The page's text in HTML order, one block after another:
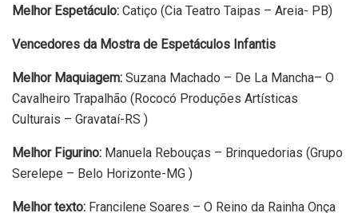
Melhor Espetáculo: Catiço (Cia Teatro Taipas – Areia- PB)
Vencedores da Mostra de Espetáculos Infantis
Melhor Maquiagem: Suzana Machado – De La Mancha– O
Cavalheiro Trapalhão (Rococó Produções Artísticas
Culturais – Gravataí-RS )
Melhor Figurino: Manuela Rebouças – Brinquedorias (Grupo
Serelepe – Belo Horizonte-MG )
Melhor texto: Francilene Soares – O Reino da Rainha Onça